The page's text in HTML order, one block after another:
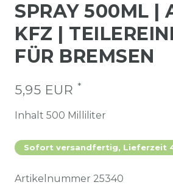
SPRAY 500ML |
KFZ |
FÜR BREMSEN
5,95 EUR *
Inhalt 500 Milliliter
Sofort versandfertig, Lieferzeit
Artikelnummer 25340